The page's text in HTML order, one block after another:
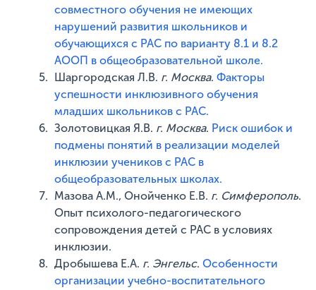
совместного обучения не имеющих
нарушений развития школьников и
обучающихся с РАС по варианту 8.1 и 8.2
АООП в общеобразовательной школе.
Шаргородская Л.В. г. Москва.Факторы
успешности инклюзивного обучения
младших школьников с РАС.
Золотовицкая Я.В. г. Москва. Риск ошибок и
подмены понятий в реализации моделей
инклюзии учеников с РАС в
общеобразовательных школах.
Мазова А.М., Онойченко Е.В. г. Симферополь.
Опыт психолого-педагогического
сопровождения детей с РАС в условиях
инклюзии.
Дробышева Е.А. г. Энгельс.Особенности
организации учебно-воспитательного